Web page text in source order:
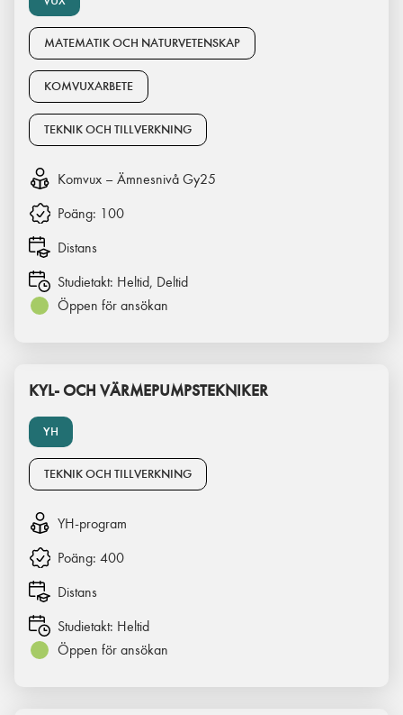
MATEMATIK OCH NATURVETENSKAP
KOMVUXARBETE
TEKNIK OCH TILLVERKNING
Komvux – Ämnesnivå Gy25
Poäng: 100
Distans
Studietakt: Heltid, Deltid
Öppen för ansökan
YH
KYL- OCH VÄRMEPUMPSTEKNIKER
TEKNIK OCH TILLVERKNING
YH-program
Poäng: 400
Distans
Studietakt: Heltid
Öppen för ansökan